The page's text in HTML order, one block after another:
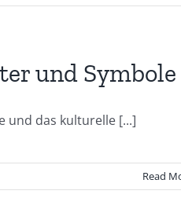
und Symbole
und das kulturelle [...]
Read